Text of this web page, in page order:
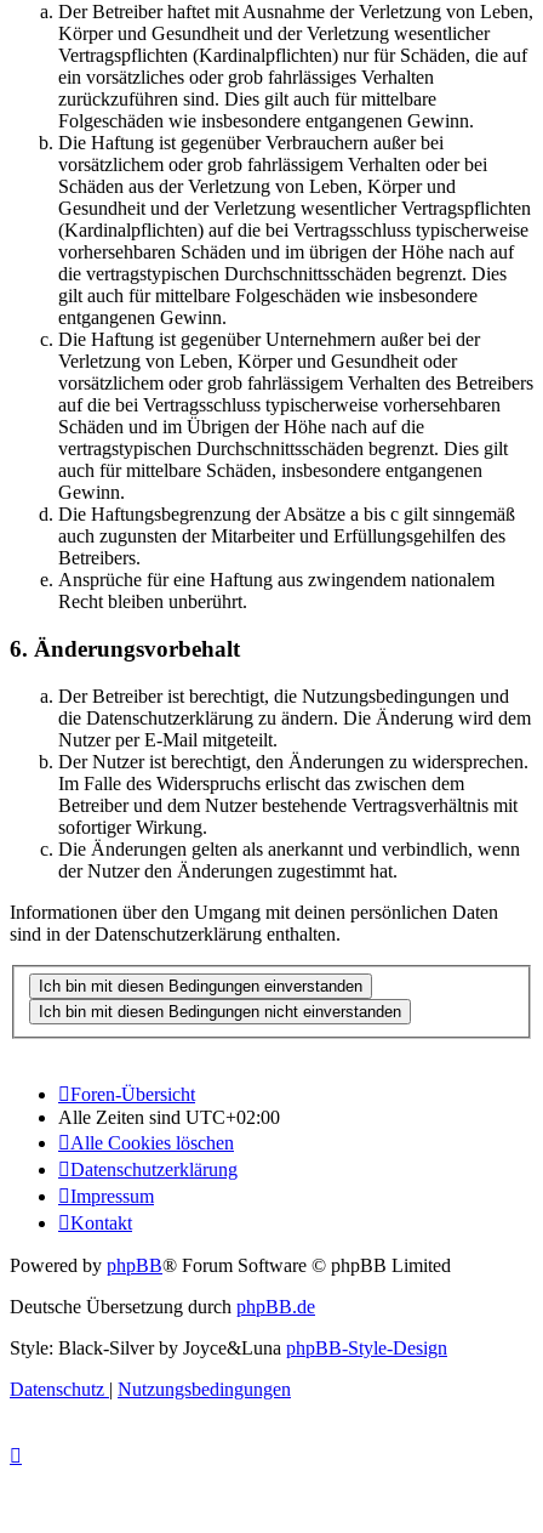
Der Betreiber haftet mit Ausnahme der Verletzung von Leben,
Körper und Gesundheit und der Verletzung wesentlicher
Vertragspflichten (Kardinalpflichten) nur für Schäden, die auf
ein vorsätzliches oder grob fahrlässiges Verhalten
zurückzuführen sind. Dies gilt auch für mittelbare
Folgeschäden wie insbesondere entgangenen Gewinn.
Die Haftung ist gegenüber Verbrauchern außer bei
vorsätzlichem oder grob fahrlässigem Verhalten oder bei
Schäden aus der Verletzung von Leben, Körper und
Gesundheit und der Verletzung wesentlicher Vertragspflichten
(Kardinalpflichten) auf die bei Vertragsschluss typischerweise
vorhersehbaren Schäden und im übrigen der Höhe nach auf
die vertragstypischen Durchschnittsschäden begrenzt. Dies
gilt auch für mittelbare Folgeschäden wie insbesondere
entgangenen Gewinn.
Die Haftung ist gegenüber Unternehmern außer bei der
Verletzung von Leben, Körper und Gesundheit oder
vorsätzlichem oder grob fahrlässigem Verhalten des Betreibers
auf die bei Vertragsschluss typischerweise vorhersehbaren
Schäden und im Übrigen der Höhe nach auf die
vertragstypischen Durchschnittsschäden begrenzt. Dies gilt
auch für mittelbare Schäden, insbesondere entgangenen
Gewinn.
Die Haftungsbegrenzung der Absätze a bis c gilt sinngemäß
auch zugunsten der Mitarbeiter und Erfüllungsgehilfen des
Betreibers.
Ansprüche für eine Haftung aus zwingendem nationalem
Recht bleiben unberührt.
6. Änderungsvorbehalt
Der Betreiber ist berechtigt, die Nutzungsbedingungen und
die Datenschutzerklärung zu ändern. Die Änderung wird dem
Nutzer per E-Mail mitgeteilt.
Der Nutzer ist berechtigt, den Änderungen zu widersprechen.
Im Falle des Widerspruchs erlischt das zwischen dem
Betreiber und dem Nutzer bestehende Vertragsverhältnis mit
sofortiger Wirkung.
Die Änderungen gelten als anerkannt und verbindlich, wenn
der Nutzer den Änderungen zugestimmt hat.
Informationen über den Umgang mit deinen persönlichen Daten
sind in der Datenschutzerklärung enthalten.
Foren-Übersicht
Alle Zeiten sind UTC+02:00
Alle Cookies löschen
Datenschutzerklärung
Impressum
Kontakt
Powered by phpBB® Forum Software © phpBB Limited
Deutsche Übersetzung durch phpBB.de
Style: Black-Silver by Joyce&Luna phpBB-Style-Design
Datenschutz | Nutzungsbedingungen